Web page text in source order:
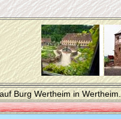
Burg Wertheim in Wertheim.